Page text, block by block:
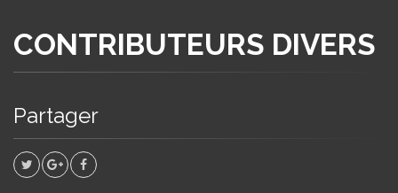
CONTRIBUTEURS DIVERS
Partager